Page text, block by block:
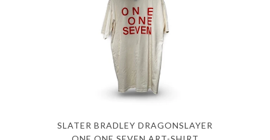
SLATER BRADLEY DRAGONSLAYER